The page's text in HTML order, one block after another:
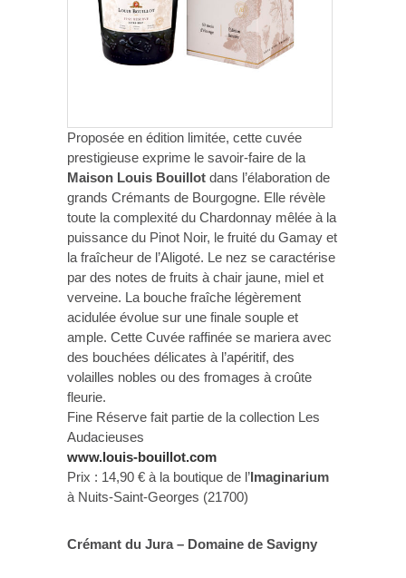
Proposée en édition limitée, cette cuvée
prestigieuse exprime le savoir-faire de la
Maison Louis Bouillot dans l’élaboration de
grands Crémants de Bourgogne. Elle révèle
toute la complexité du Chardonnay mêlée à la
puissance du Pinot Noir, le fruité du Gamay et
la fraîcheur de l’Aligoté. Le nez se caractérise
par des notes de fruits à chair jaune, miel et
verveine. La bouche fraîche légèrement
acidulée évolue sur une finale souple et
ample. Cette Cuvée raffinée se mariera avec
des bouchées délicates à l’apéritif, des
volailles nobles ou des fromages à croûte
fleurie.
Fine Réserve fait partie de la collection Les
Audacieuses
www.louis-bouillot.com
Prix : 14,90 € à la boutique de l’Imaginarium
à Nuits-Saint-Georges (21700)
Crémant du Jura – Domaine de Savigny